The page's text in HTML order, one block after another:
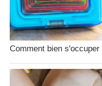
Comment bien